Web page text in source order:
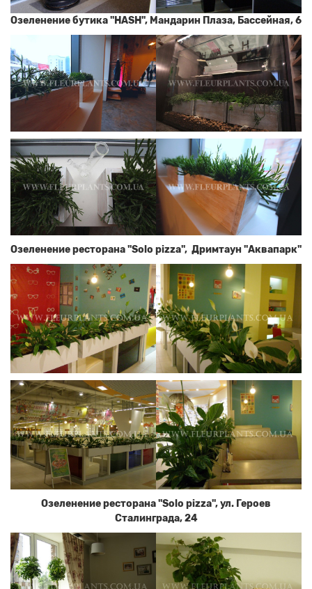
Озеленение бутика "HASH", Мандарин Плаза, Бассейная, 6
Озеленение ресторана "Solo pizza", Дримтаун "Аквапарк"
Озеленение ресторана "Solo pizza", ул. Героев
Сталинграда, 24